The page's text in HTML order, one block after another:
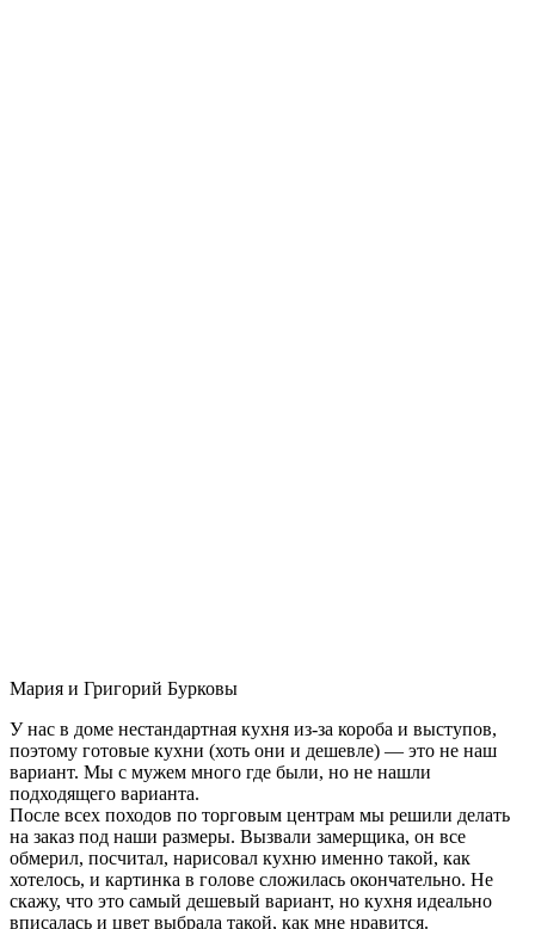
Мария и Григорий Бурковы
У нас в доме нестандартная кухня из-за короба и выступов,
поэтому готовые кухни (хоть они и дешевле) — это не наш
вариант. Мы с мужем много где были, но не нашли
подходящего варианта.
После всех походов по торговым центрам мы решили делать
на заказ под наши размеры. Вызвали замерщика, он все
обмерил, посчитал, нарисовал кухню именно такой, как
хотелось, и картинка в голове сложилась окончательно. Не
скажу, что это самый дешевый вариант, но кухня идеально
вписалась и цвет выбрала такой, как мне нравится.